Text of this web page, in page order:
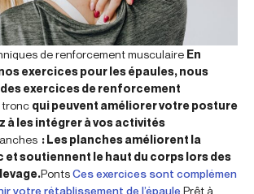
de renforcement musculaire En
exercices pour les épaules, nous
exercices de renforcement
tronc qui peuvent améliorer votre posture
à les intégrer à vos activités
: Les planches améliorent la
soutiennent le haut du corps lors des
PontsCes exercices sont complémen
votre rétablissement de l’épaule. Prêt à